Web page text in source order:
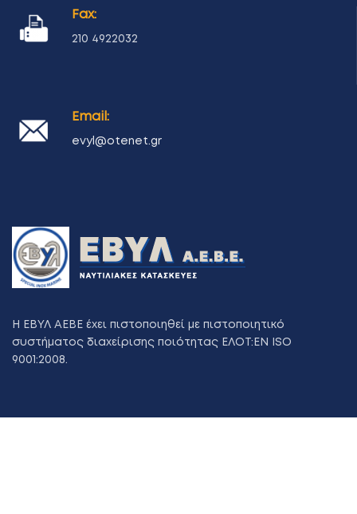
Fax:
210 4922032
Email:
evyl@otenet.gr
Η ΕΒΥΛ ΑΕΒΕ έχει πιστοποιηθεί με πιστοποιητικό
συστήματος διαχείρισης ποιότητας ΕΛΟΤ:ΕΝ ISO
9001:2008.